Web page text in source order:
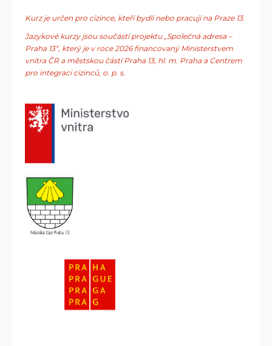
Kurz je určen pro cizince, kteří bydlí nebo pracují na Praze 13.
Jazykové kurzy jsou součástí projektu „Společná adresa –
Praha 13“, který je v roce 2026 financovaný Ministerstvem
vnitra ČR a městskou částí Praha 13, hl. m. Praha a Centrem
pro integraci cizinců, o. p. s.